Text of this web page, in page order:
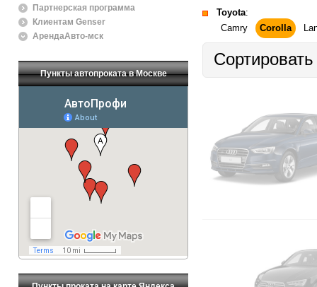
Партнерская программа
Клиентам Genser
АрендаАвто-мск
Пункты автопроката в Москве
Toyota:
Camry
Corolla